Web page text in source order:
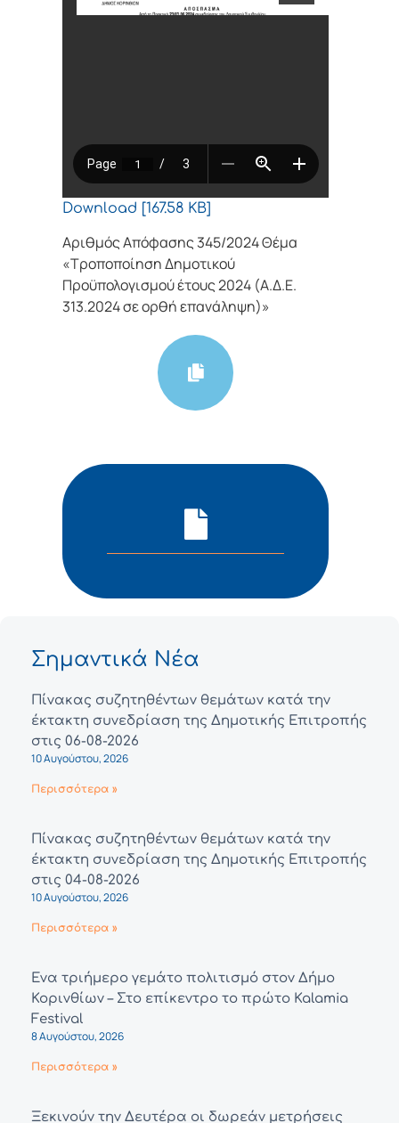
Download [167.58 KB]
Αριθμός Απόφασης 345/2024 Θέμα
«Τροποποίηση Δημοτικού
Προϋπολογισμού έτους 2024 (Α.Δ.Ε.
313.2024 σε ορθή επανάληψη)»
Σημαντικά Νέα
Πίνακας συζητηθέντων θεμάτων κατά την
έκτακτη συνεδρίαση της Δημοτικής Επιτροπής
στις 06-08-2026
10 Αυγούστου, 2026
Περισσότερα »
Πίνακας συζητηθέντων θεμάτων κατά την
έκτακτη συνεδρίαση της Δημοτικής Επιτροπής
στις 04-08-2026
10 Αυγούστου, 2026
Περισσότερα »
Ένα τριήμερο γεμάτο πολιτισμό στον Δήμο
Κορινθίων – Στο επίκεντρο το πρώτο Kalamia
Festival
8 Αυγούστου, 2026
Περισσότερα »
Ξεκινούν την Δευτέρα οι δωρεάν μετρήσεις